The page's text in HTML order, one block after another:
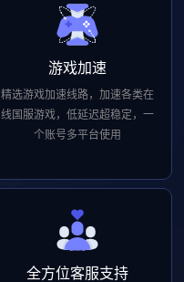
游戏加速
精选游戏加速线路，加速各类在
线国服游戏，低延迟超稳定，一
个账号多平台使用
全方位客服支持